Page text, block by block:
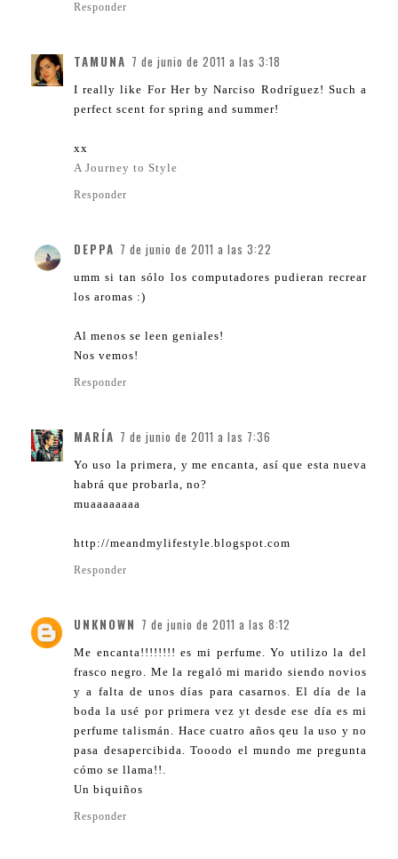
Responder
TAMUNA 7 de junio de 2011 a las 3:18
I really like For Her by Narciso Rodríguez! Such a
perfect scent for spring and summer!
xx
A Journey to Style
Responder
DEPPA 7 de junio de 2011 a las 3:22
umm si tan sólo los computadores pudieran recrear
los aromas :)
Al menos se leen geniales!
Nos vemos!
Responder
MARÍA 7 de junio de 2011 a las 7:36
Yo uso la primera, y me encanta, así que esta nueva
habrá que probarla, no?
muaaaaaaaa
http://meandmylifestyle.blogspot.com
Responder
UNKNOWN 7 de junio de 2011 a las 8:12
Me encanta!!!!!!!! es mi perfume. Yo utilizo la del
frasco negro. Me la regaló mi marido siendo novios
y a falta de unos días para casarnos. El día de la
boda la usé por primera vez yt desde ese día es mi
perfume talismán. Hace cuatro años qeu la uso y no
pasa desapercibida. Tooodo el mundo me pregunta
cómo se llama!!.
Un biquiños
Responder